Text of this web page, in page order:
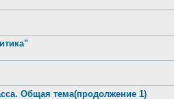
Общая тема(продолжение 1)